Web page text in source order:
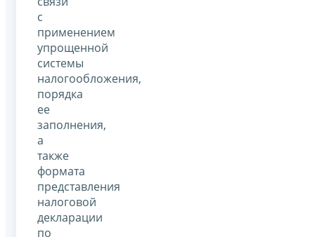
с
применением
упрощенной
системы
налогообложения,
порядка
ее
заполнения,
а
также
формата
представления
налоговой
декларации
по